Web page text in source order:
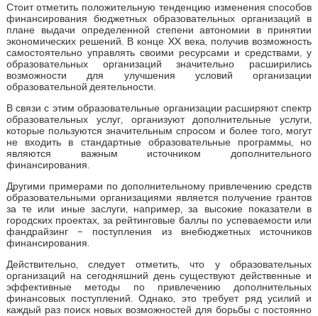
Стоит отметить положительную тенденцию изменения способов
финансирования бюджетных образовательных организаций в
плане выдачи определенной степени автономии в принятии
экономических решений. В конце XX века, получив возможность
самостоятельно управлять своими ресурсами и средствами, у
образовательных организаций значительно расширились
возможности для улучшения условий организации
образовательной деятельности.
В связи с этим образовательные организации расширяют спектр
образовательных услуг, организуют дополнительные услуги,
которые пользуются значительным спросом и более того, могут
не входить в стандартные образовательные программы, но
являются важным источником дополнительного
финансирования.
Другими примерами по дополнительному привлечению средств
образовательными организациями является получение грантов
за те или иные заслуги, например, за высокие показатели в
городских проектах, за рейтинговые баллы по успеваемости или
фандрайзинг – поступления из внебюджетных источников
финансирования.
Действительно, следует отметить, что у образовательных
организаций на сегодняшний день существуют действенные и
эффективные методы по привлечению дополнительных
финансовых поступлений. Однако, это требует ряд усилий и
каждый раз поиск новых возможностей для борьбы с постоянно